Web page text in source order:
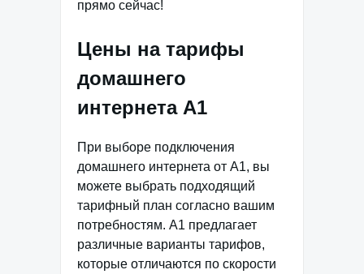
прямо сейчас!
Цены на тарифы
домашнего
интернета А1
При выборе подключения
домашнего интернета от А1, вы
можете выбрать подходящий
тарифный план согласно вашим
потребностям. А1 предлагает
различные варианты тарифов,
которые отличаются по скорости